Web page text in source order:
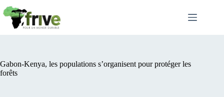
au
contenu
Gabon-Kenya, les populations s’organisent pour protéger les
forêts